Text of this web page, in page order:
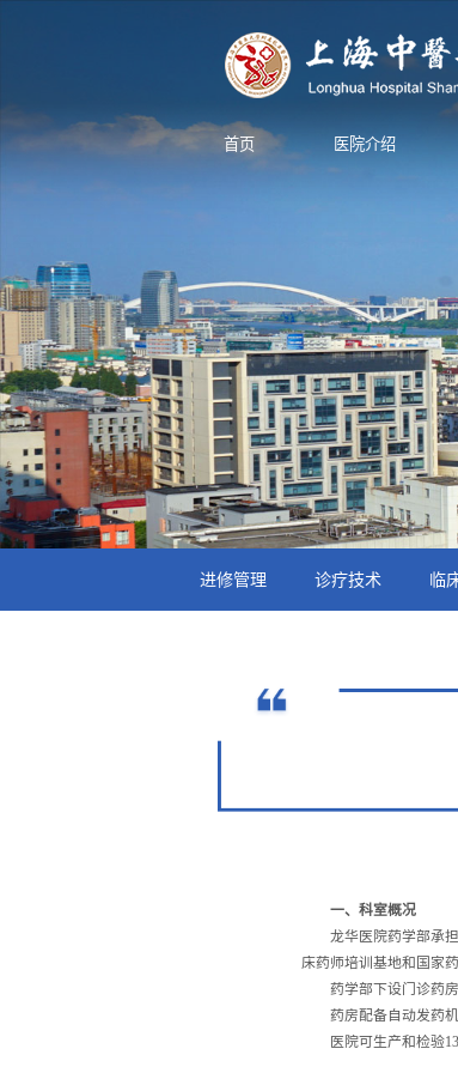
首页 医院介绍
进修管理 诊疗技术 临
一、科室概况
龙华医院药学部承
床药师培训基地和国家
药学部下设门诊药
药房配备自动发药
医院可生产和检验